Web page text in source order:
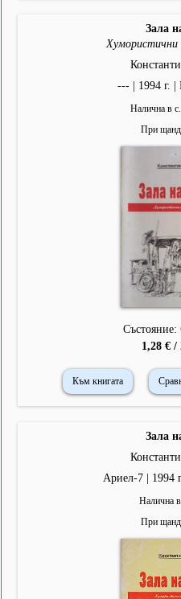
Зала
Хумористични
--- | 1994 г.
Налична в с.
При щанд
Състояние:
1,28 € /
Към книгата
Зала
Ариел-7 | 1994
Налична в
При щанд